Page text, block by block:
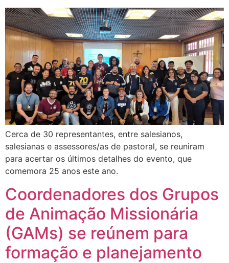
Cerca de 30 representantes, entre salesianos,
salesianas e assessores/as de pastoral, se reuniram
para acertar os últimos detalhes do evento, que
comemora 25 anos este ano.
Coordenadores dos Grupos
de Animação Missionária
(GAMs) se reúnem para
formação e planejamento